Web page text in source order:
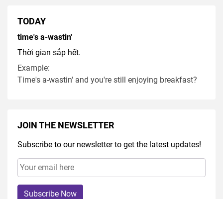
TODAY
time's a-wastin'
Thời gian sắp hết.
Example:
Time's a-wastin' and you're still enjoying breakfast?
JOIN THE NEWSLETTER
Subscribe to our newsletter to get the latest updates!
Subscribe Now